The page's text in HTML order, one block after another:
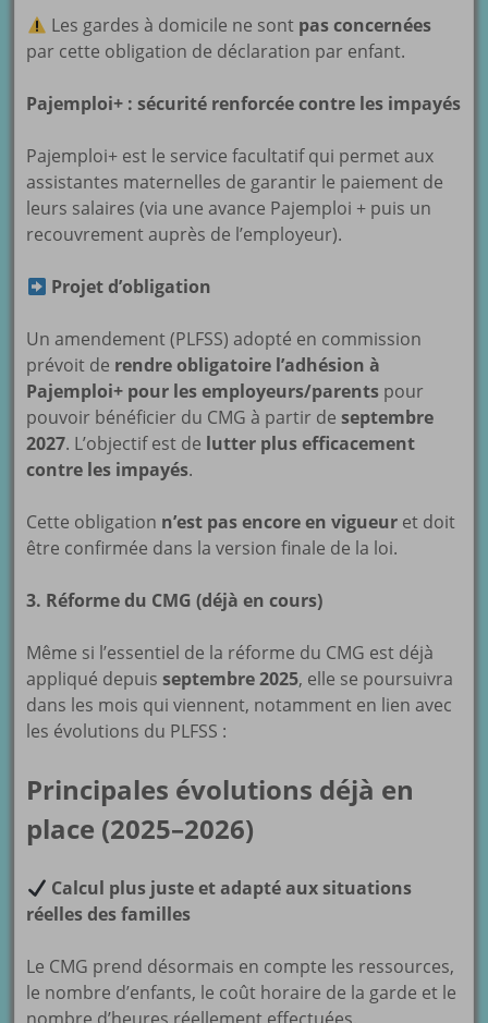
Les gardes à domicile ne sont pas concernées
par cette obligation de déclaration par enfant.
Pajemploi+ : sécurité renforcée contre les impayés
Pajemploi+ est le service facultatif qui permet aux
assistantes maternelles de garantir le paiement de
leurs salaires (via une avance Pajemploi + puis un
recouvrement auprès de l’employeur).
Projet d’obligation
Un amendement (PLFSS) adopté en commission
prévoit de rendre obligatoire l’adhésion à
Pajemploi+ pour les employeurs/parents pour
pouvoir bénéficier du CMG à partir deseptembre
2027. L’objectif est de lutter plus efficacement
contre les impayés.
Cette obligation n’est pas encore en vigueur et doit
être confirmée dans la version finale de la loi.
3. Réforme du CMG (déjà en cours)
Même si l’essentiel de la réforme du CMG est déjà
appliqué depuisseptembre 2025, elle se poursuivra
dans les mois qui viennent, notamment en lien avec
les évolutions du PLFSS :
Principales évolutions déjà en
place (2025–2026)
Calcul plus juste et adapté aux situations
réelles des familles
Le CMG prend désormais en compte les ressources,
le nombre d’enfants, le coût horaire de la garde et le